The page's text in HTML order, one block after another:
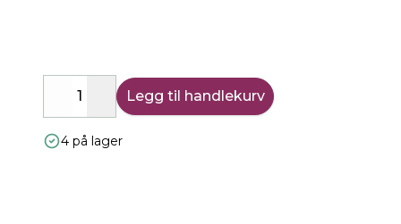
DecreaseIncrease
Legg til handlekurv
4 på lager